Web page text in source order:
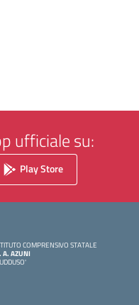
ufficiale su:
Play Store
COMPRENSIVO STATALE
A. AZUNI